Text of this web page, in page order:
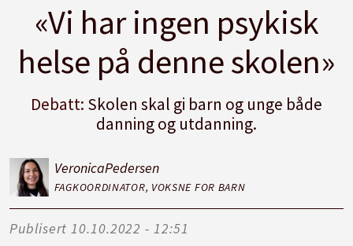
«Vi har ingen psykisk
helse på denne skolen»
Debatt: Skolen skal gi barn og unge både
danning og utdanning.
VeronicaPedersen
FAGKOORDINATOR, VOKSNE FOR BARN
Publisert
10.10.2022 - 12:51